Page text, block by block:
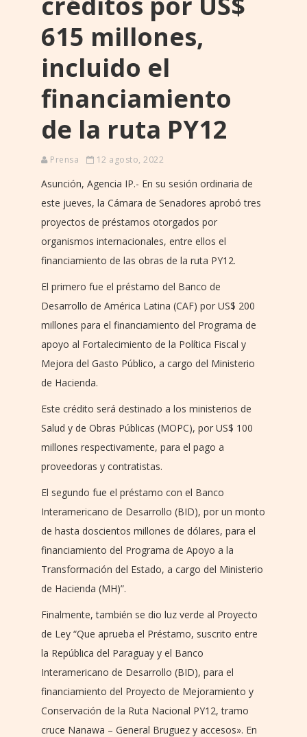
615 millones,
incluido el
financiamiento
de la ruta PY12
Prensa 12 agosto, 2022
Asunción, Agencia IP.- En su sesión ordinaria de
este jueves, la Cámara de Senadores aprobó tres
proyectos de préstamos otorgados por
organismos internacionales, entre ellos el
financiamiento de las obras de la ruta PY12.
El primero fue el préstamo del Banco de
Desarrollo de América Latina (CAF) por US$ 200
millones para el financiamiento del Programa de
apoyo al Fortalecimiento de la Política Fiscal y
Mejora del Gasto Público, a cargo del Ministerio
de Hacienda.
Este crédito será destinado a los ministerios de
Salud y de Obras Públicas (MOPC), por US$ 100
millones respectivamente, para el pago a
proveedoras y contratistas.
El segundo fue el préstamo con el Banco
Interamericano de Desarrollo (BID), por un monto
de hasta doscientos millones de dólares, para el
financiamiento del Programa de Apoyo a la
Transformación del Estado, a cargo del Ministerio
de Hacienda (MH)”.
Finalmente, también se dio luz verde al Proyecto
de Ley “Que aprueba el Préstamo, suscrito entre
la República del Paraguay y el Banco
Interamericano de Desarrollo (BID), para el
financiamiento del Proyecto de Mejoramiento y
Conservación de la Ruta Nacional PY12, tramo
cruce Nanawa – General Bruguez y accesos». En